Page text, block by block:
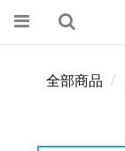
全部商品